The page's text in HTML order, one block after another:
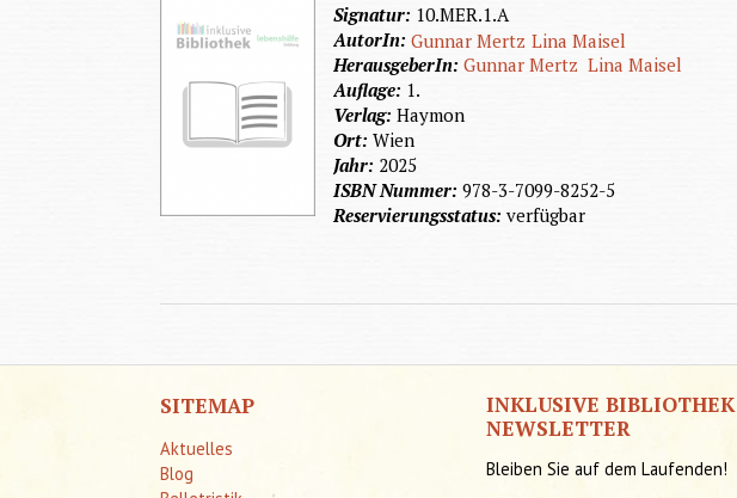
Signatur: 10.MER.1.A
AutorIn:Gunnar Mertz Lina Maisel
HerausgeberIn:Gunnar Mertz Lina Maisel
Auflage: 1.
Verlag:Haymon
Ort:Wien
Jahr: 2025
ISBN Nummer:978-3-7099-8252-5
Reservierungsstatus:verfügbar
SITEMAP
Aktuelles
Blog
INKLUSIVE BIBLIOTHEK
NEWSLETTER
Bleiben Sie auf dem Laufenden!